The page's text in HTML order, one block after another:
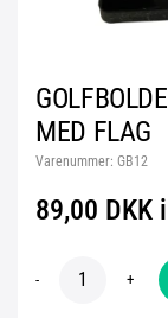
MED FLAG
Varenummer: GB12
89,00 DKK
- +